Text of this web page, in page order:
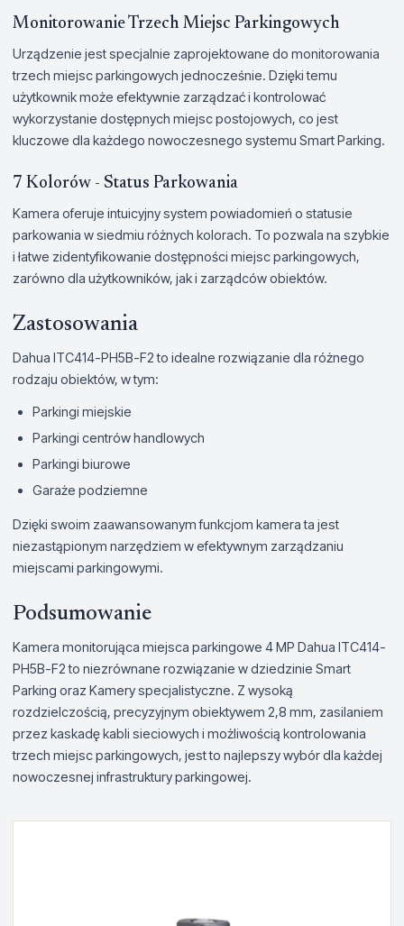
Monitorowanie Trzech Miejsc Parkingowych
Urządzenie jest specjalnie zaprojektowane do monitorowania
trzech miejsc parkingowych jednocześnie. Dzięki temu
użytkownik może efektywnie zarządzać i kontrolować
wykorzystanie dostępnych miejsc postojowych, co jest
kluczowe dla każdego nowoczesnego systemu Smart Parking.
7 Kolorów - Status Parkowania
Kamera oferuje intuicyjny system powiadomień o statusie
parkowania w siedmiu różnych kolorach. To pozwala na szybkie
i łatwe zidentyfikowanie dostępności miejsc parkingowych,
zarówno dla użytkowników, jak i zarządców obiektów.
Zastosowania
Dahua ITC414-PH5B-F2 to idealne rozwiązanie dla różnego
rodzaju obiektów, w tym:
Parkingi miejskie
Parkingi centrów handlowych
Parkingi biurowe
Garaże podziemne
Dzięki swoim zaawansowanym funkcjom kamera ta jest
niezastąpionym narzędziem w efektywnym zarządzaniu
miejscami parkingowymi.
Podsumowanie
Kamera monitorująca miejsca parkingowe 4 MP Dahua ITC414-
PH5B-F2 to niezrównane rozwiązanie w dziedzinie Smart
Parking oraz Kamery specjalistyczne. Z wysoką
rozdzielczością, precyzyjnym obiektywem 2,8 mm, zasilaniem
przez kaskadę kabli sieciowych i możliwością kontrolowania
trzech miejsc parkingowych, jest to najlepszy wybór dla każdej
nowoczesnej infrastruktury parkingowej.